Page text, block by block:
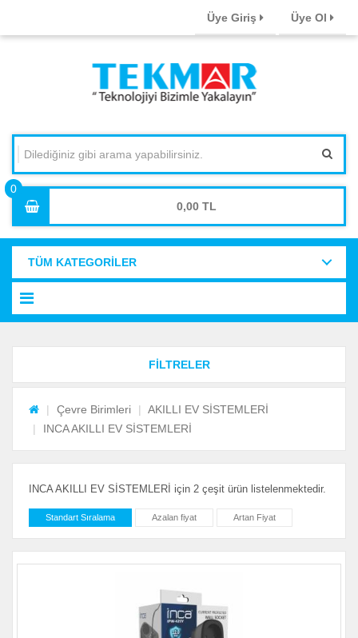
Üye Giriş Üye Ol
0,00
TÜM KATEGORİLER
FİLTRELER
Çevre Birimleri
AKILLI EV SİSTEMLERİ
INCA AKILLI EV SİSTEMLERİ
INCA AKILLI EV SİSTEMLERİ için 2 çeşit ürün listelenmektedir.
Standart Sıralama Azalan fiyat Artan Fiyat